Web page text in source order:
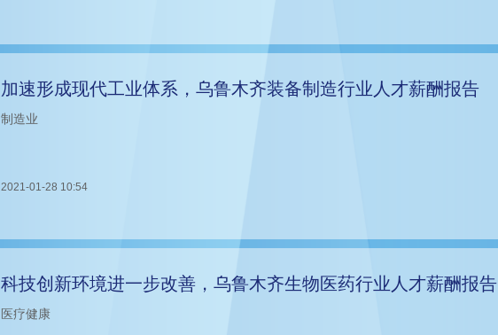
加速形成现代工业体系，乌鲁木齐装备制造行业人才薪酬报告
制造业
2021-01-28 10:54
科技创新环境进一步改善，乌鲁木齐生物医药行业人才薪酬报告
医疗健康